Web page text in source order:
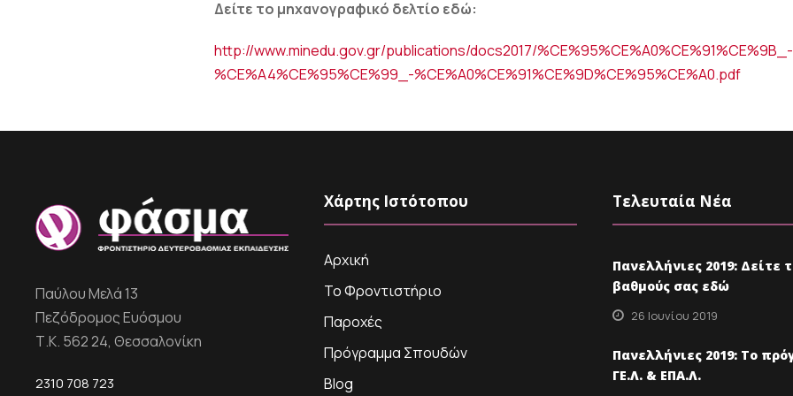
Δείτε το μηχανογραφικό δελτίο εδώ:
http://www.minedu.gov.gr/publications/docs2017/%CE%95%CE%A0%CE%91%CE%9B_-
%CE%A4%CE%95%CE%99_-%CE%A0%CE%91%CE%9D%CE%95%CE%A0.pdf
Παύλου Μελά 13
Πεζόδρομος Ευόσμου
Τ.Κ. 562 24, Θεσσαλονίκη
2310 708 723
Χάρτης Ιστότοπου
Αρχική
Το Φροντιστήριο
Παροχές
Πρόγραμμα Σπουδών
Blog
Τελευταία Νέα
Πανελλήνιες 2019: Δείτε
βαθμούς σας εδώ
26 Ιουνίου 2019
Πανελλήνιες 2019: Το
ΓΕ.Λ. & ΕΠΑ.Λ.